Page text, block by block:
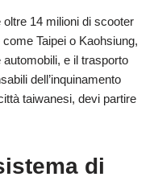
14 milioni di scooter
Taipei o Kaohsiung,
e il trasporto
dell’inquinamento
taiwanesi, devi partire
di